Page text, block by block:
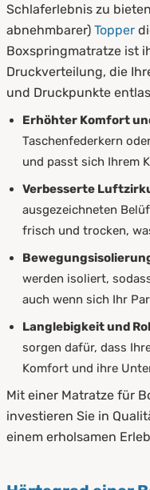
Schlaferlebnis zu
abnehmbarer) Topper
Boxspringmatratze ist
Druckverteilung, die
und Druckpunkte
Erhöhter Komfort
Taschenfederkern
und passt sich Ihrem
Verbesserte
ausgezeichneten
frisch und trocken,
werden isoliert,
auch wenn sich Ihr
Langlebigkeit und
sorgen dafür, dass
Komfort und ihre
Mit einer Matratze für
investieren Sie in
einem erholsamen